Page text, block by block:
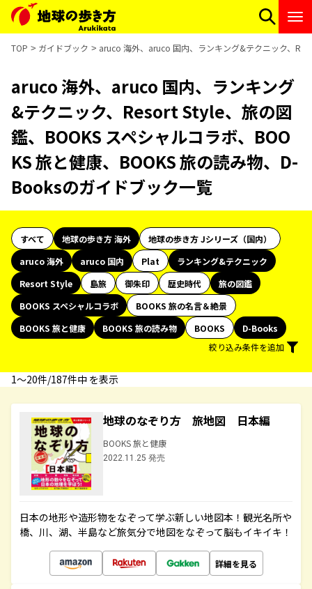
TOP ガイドブック aruco 海外、aruco 国内、ランキング&テクニック、
aruco 海外、aruco 国内、ランキング
&テクニック、Resort Style、旅の図
鑑、BOOKS スペシャルコラボ、BOO
KS 旅と健康、BOOKS 旅の読み物、D-
Booksのガイドブック一覧
すべて 地球の歩き方 海外
地球の歩き方 Jシリーズ（国内）
aruco 海外
aruco 国内 Plat
ランキング&テクニック
Resort Style
島旅 御朱印 歴史時代
旅の図鑑
BOOKS スペシャルコラボ
BOOKS 旅の名言＆絶景
BOOKS 旅と健康
BOOKS 旅の読み物 BOOKS
D-Books
絞り込み条件を追加
1〜20件/187件中 を表示
地球のなぞり方 旅地図 日本編
BOOKS 旅と健康
2022.11.25 発売
日本の地形や造形物をなぞって学ぶ新しい地図本！観光名所や
橋、川、湖、半島など旅気分で地図をなぞって脳もイキイキ！
詳細を見る